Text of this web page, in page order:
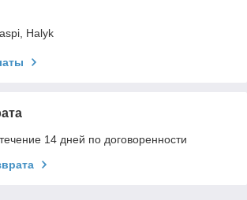
Halyk
14 дней по договоренности